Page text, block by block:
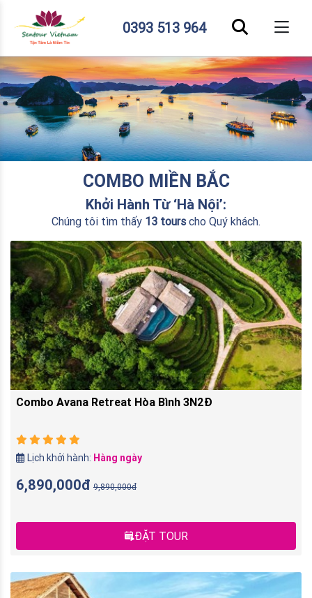
0393 513 964
COMBO MIỀN BẮC
Khởi Hành Từ ‘Hà Nội’:
Chúng tôi tìm thấy 13 tours cho Quý khách.
Combo Avana Retreat Hòa Bình 3N2Đ
Lịch khởi hành: Hàng ngày
6,890,000đ 9,890,000đ
ĐẶT TOUR